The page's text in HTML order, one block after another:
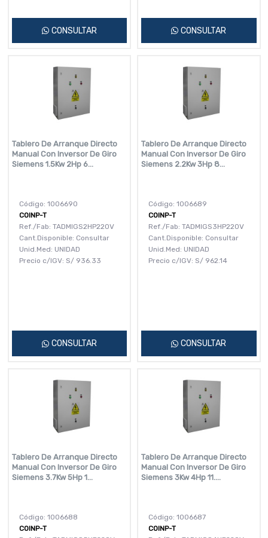
CONSULTAR CONSULTAR
Tablero De Arranque Directo
Manual Con Inversor De Giro
Siemens 1.5Kw 2Hp 6...
Código: 1006690
COINP-T
Ref./Fab: TADMIGS2HP220V
Cant.Disponible: Consultar
Unid.Med: UNIDAD
Precio c/IGV: S/ 936.33
CONSULTAR
Tablero De Arranque Directo
Manual Con Inversor De Giro
Siemens 2.2Kw 3Hp 8...
Código: 1006689
COINP-T
Ref./Fab: TADMIGS3HP220V
Cant.Disponible: Consultar
Unid.Med: UNIDAD
Precio c/IGV: S/ 962.14
CONSULTAR
Tablero De Arranque Directo
Manual Con Inversor De Giro
Siemens 3.7Kw 5Hp 1...
Código: 1006688
COINP-T
Tablero De Arranque Directo
Manual Con Inversor De Giro
Siemens 3Kw 4Hp 11....
Código: 1006687
COINP-T